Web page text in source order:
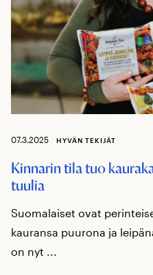
07.3.2025 HYVÄN TEKIJÄT
Kinnarin tila tuo
tuulia
Suomalaiset ovat
kauransa puurona ja
on nyt ...